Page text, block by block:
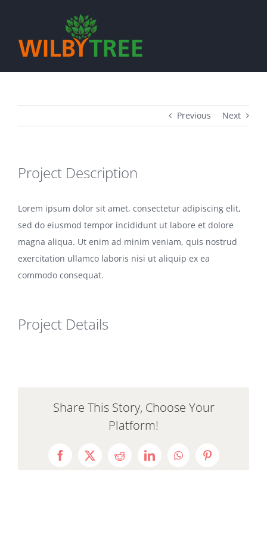
content
Previous Next
Project Description
Lorem ipsum dolor sit amet, consectetur adipiscing elit,
sed do eiusmod tempor incididunt ut labore et dolore
magna aliqua. Ut enim ad minim veniam, quis nostrud
exercitation ullamco laboris nisi ut aliquip ex ea
commodo consequat.
Project Details
Share This Story, Choose Your
Platform!
Facebook
X RedditLinkedInWhatsAppPinterest